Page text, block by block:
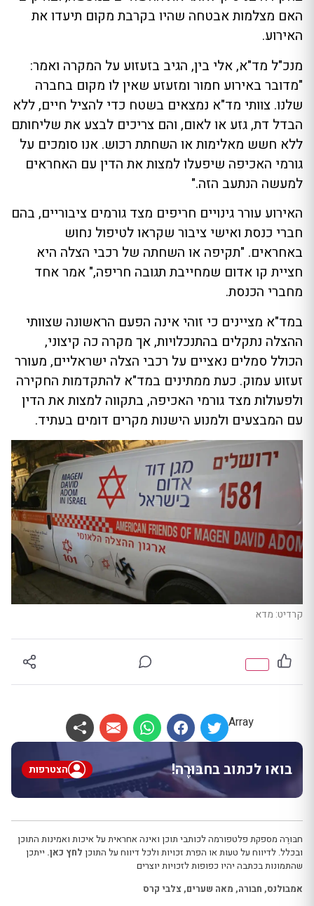
האם מצלמות אבטחה שהיו בקרבת מקום תיעדו את
האירוע.
מנכ"ל מד"א, אלי בין, הגיב בזעזוע על המקרה ואמר:
"מדובר באירוע חמור ומזעזע שאין לו מקום בחברה
שלנו. צוותי מד"א נמצאים בשטח כדי להציל חיים, ללא
הבדל דת, גזע או לאום, והם צריכים לבצע את שליחותם
ללא חשש מאלימות או השחתת רכוש. אנו סומכים על
גורמי האכיפה שיפעלו למצות את הדין עם האחראים
למעשה הנתעב הזה."
האירוע עורר גינויים חריפים מצד גורמים ציבוריים, בהם
חברי כנסת ואישי ציבור שקראו לטיפול נחוש
באחראים. "תקיפה או השחתה של רכבי הצלה היא
חציית קו אדום שמחייבת תגובה חריפה," אמר אחד
מחברי הכנסת.
במד"א מציינים כי זוהי אינה הפעם הראשונה שצוותי
ההצלה נתקלים בהתנכלויות, אך מקרה כה קיצוני,
הכולל סמלים נאציים על רכבי הצלה ישראליים, מעורר
זעזוע עמוק. כעת ממתינים במד"א להתקדמות החקירה
ולפעולות מצד גורמי האכיפה, בתקווה למצות את הדין
עם המבצעים ולמנוע הישנות מקרים דומים בעתיד.
קרדיט: מדא
Array
בואו לכתוב בחבּוּרֶה! הצטרפות
חבּוּרֶה מספקת פלטפורמה לכותבי תוכן ואינה אחראית על איכות ואמינות התוכן
ובכלל. לדיווח על טעות או הפרת זכויות ולכל דיווח על התוכן לחץ כאן. ייתכן
שהתמונות בכתבה יהיו כפופות לזכויות יוצרים
אמבולנס, חבורה, מאה שערים,צלבי קרס